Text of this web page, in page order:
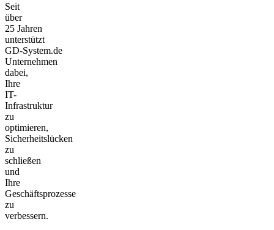
Seit
über
25 Jahren
unterstützt
GD‑System.de
Unternehmen
dabei,
Ihre
IT-
Infrastruktur
zu
optimieren,
Sicherheitslücken
zu
schließen
und
Ihre
Geschäftsprozesse
zu
verbessern.